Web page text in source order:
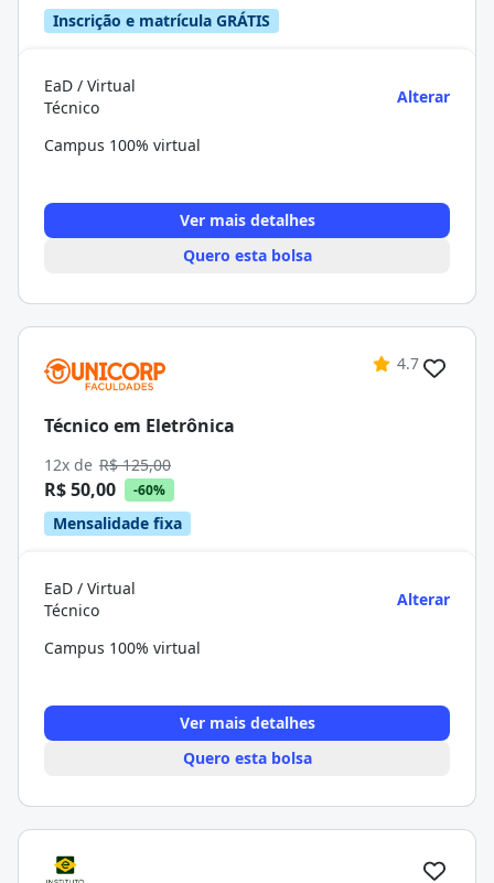
Inscrição e matrícula GRÁTIS
EaD / Virtual
Técnico
Alterar
Campus 100% virtual
Ver mais detalhes
Quero esta bolsa
4.7
Técnico em Eletrônica
12x de R$ 125,00
R$ 50,00 -60%
Mensalidade fixa
EaD / Virtual
Técnico
Alterar
Campus 100% virtual
Ver mais detalhes
Quero esta bolsa